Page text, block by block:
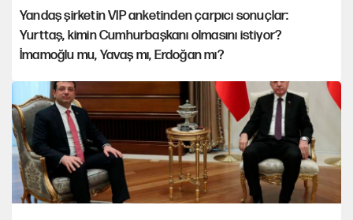
Yandaş şirketin VIP anketinden çarpıcı sonuçlar:
Yurttaş, kimin Cumhurbaşkanı olmasını istiyor?
İmamoğlu mu, Yavaş mı, Erdoğan mı?